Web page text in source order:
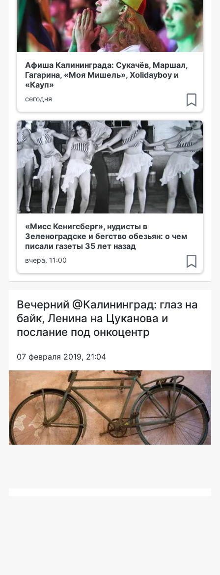
Афиша Калининграда: Сукачёв, Маршал,
Гагарина, «Моя Мишель», Xolidayboy и
«Кауп»
сегодня
«Мисс Кенигсберг», нудисты в
Зеленоградске и бегство обезьян: о чем
писали газеты 35 лет назад
вчера, 11:00
Вечерний @Калининград: глаз на
байк, Ленина на Цуканова и
послание под онкоцентр
07 февраля 2019, 21:04